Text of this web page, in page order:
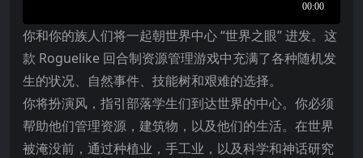
你和你的族人们将一起朝世界中心 “世界之眼” 进发。这
款 Roguelike 回合制资源管理游戏中充满了各种随机发
生的状况、自然事件、技能树和艰难的选择。
你将扮演风，指引部落学生们到达世界的中心。你必须
帮助他们管理资源，建筑物，以及他们的生活。在世界
被淹没前，通过种植业，手工业，以及科学和神话研究